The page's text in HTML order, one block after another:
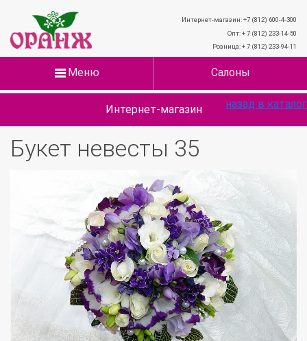
Интернет-магазин: +7 (812) 600-4-300
Опт: + 7 (812) 233-14-50
Розница: + 7 (812) 233-94-11
Меню Салоны
Интернет-магазин
Букет невесты 35
назад в каталог